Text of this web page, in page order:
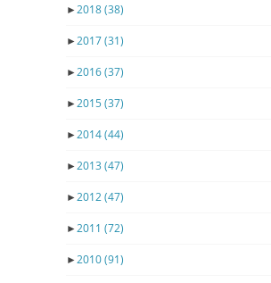
►2018(38)
►2017(31)
►2016(37)
►2015(37)
►2014(44)
►2013 (47)
►2012(47)
►2011 (72)
►2010(91)